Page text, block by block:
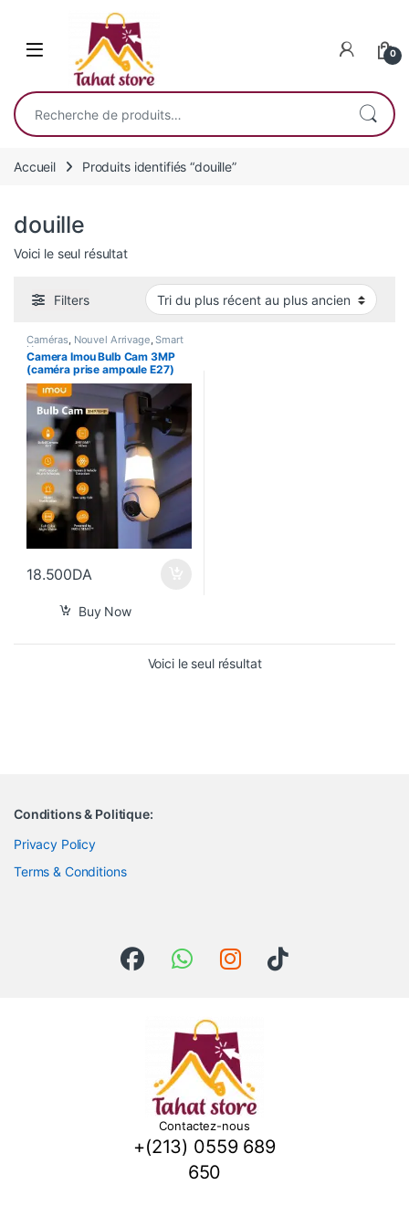
0
Recherche pour :
Accueil Produits identifiés “douille”
douille
Voici le seul résultat
Filters
Caméras, Nouvel Arrivage,Smart
Home
Camera Imou Bulb Cam 3MP
(caméra prise ampoule E27)
18.500DA
Buy Now
Voici le seul résultat
Conditions & Politique:
Privacy Policy
Terms & Conditions
Contactez-nous
+(213) 0559 689
650